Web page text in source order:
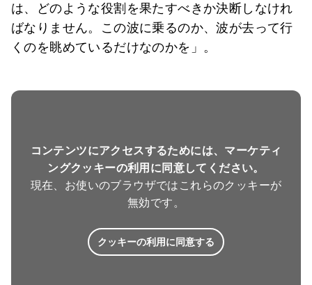
は、どのような役割を果たすべきか決断しなけれ
ばなりません。この波に乗るのか、波が去って行
くのを眺めているだけなのかを」。
コンテンツにアクセスするためには、マーケティ
ングクッキーの利用に同意してください。
現在、お使いのブラウザではこれらのクッキーが
無効です。
クッキーの利用に同意する